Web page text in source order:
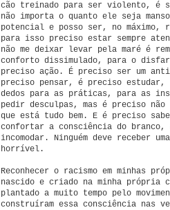
cão treinado para ser violento, é
não importa o quanto ele seja
potencial e posso ser, no máximo,
para isso preciso estar sempre
não me deixar levar pela maré é
conforto dissimulado, para o
preciso ação. É preciso ser um
preciso pensar, é preciso
dedos para as práticas, para as
pedir desculpas, mas é preciso
que está tudo bem. E é preciso
confortar a consciência do
incomodar. Ninguém deve receber
horrível.
Reconhecer o racismo em minhas
nascido e criado na minha
plantado a muito tempo pelo
construíram essa consciência nas